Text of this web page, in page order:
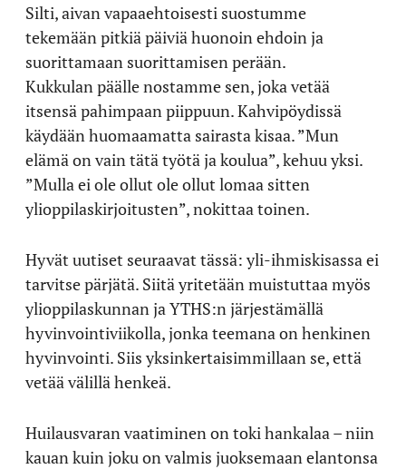
Silti, aivan vapaaehtoisesti suostumme
tekemään pitkiä päiviä huonoin ehdoin ja
suorittamaan suorittamisen perään.
Kukkulan päälle nostamme sen, joka vetää
itsensä pahimpaan piippuun. Kahvipöydissä
käydään huomaamatta sairasta kisaa. ”Mun
elämä on vain tätä työtä ja koulua”, kehuu yksi.
”Mulla ei ole ollut ole ollut lomaa sitten
ylioppilaskirjoitusten”, nokittaa toinen.
Hyvät uutiset seuraavat tässä: yli-ihmiskisassa ei
tarvitse pärjätä. Siitä yritetään muistuttaa myös
ylioppilaskunnan ja YTHS:n järjestämällä
hyvinvointiviikolla, jonka teemana on henkinen
hyvinvointi. Siis yksinkertaisimmillaan se, että
vetää välillä henkeä.
Huilausvaran vaatiminen on toki hankalaa – niin
kauan kuin joku on valmis juoksemaan elantonsa